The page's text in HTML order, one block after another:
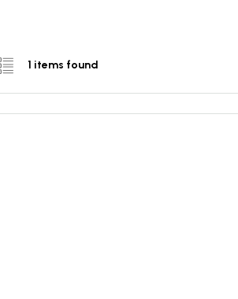
1 items found